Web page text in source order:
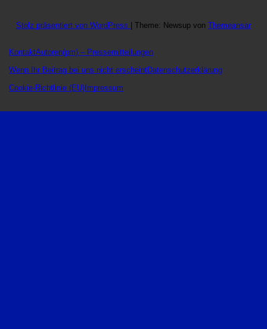
Stolz präsentiert von WordPress Theme: Newsup von Themeansar
KontaktAutoren(pm) – Pressemitteilungen
Wenn Ihr Beitrag bei uns nicht erscheintDatenschutzerklärung
Cookie-Richtlinie (EU) Impressum